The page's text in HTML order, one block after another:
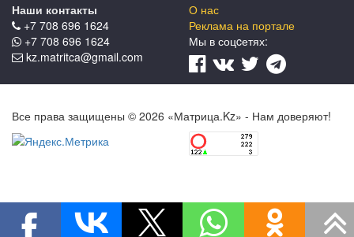
Наши контакты
+7 708 696 1624
+7 708 696 1624
kz.matritca@gmail.com
О нас
Реклама на портале
Мы в соцcетях:
Все права защищены © 2026 «Матрица.Kz» - Нам доверяют!